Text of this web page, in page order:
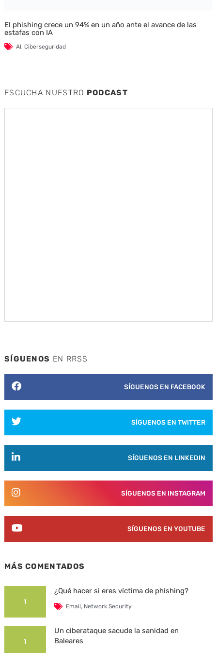
El phishing crece un 94% en un año ante el avance de las
estafas con IA
AI, Ciberseguridad
ESCUCHA NUESTRO PODCAST
SÍGUENOS EN RRSS
SÍGUENOS EN FACEBOOK
SÍGUENOS EN TWITTER
SÍGUENOS EN LINKEDIN
SÍGUENOS EN INSTAGRAM
SÍGUENOS EN YOUTUBE
MÁS COMENTADOS
1
¿Qué hacer si eres víctima de phishing?
Email, Network Security
1
Un ciberataque sacude la sanidad en
Baleares